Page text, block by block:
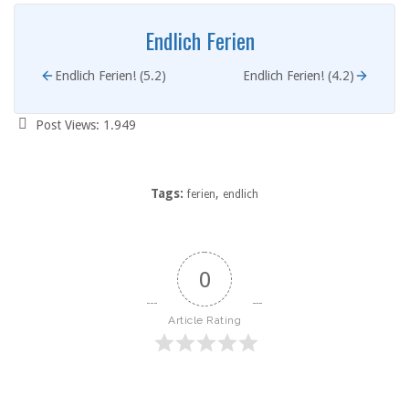
Endlich Ferien
Endlich Ferien! (5.2) Endlich Ferien! (4.2)
Post Views: 1.949
Tags: ferien, endlich
0
Article Rating